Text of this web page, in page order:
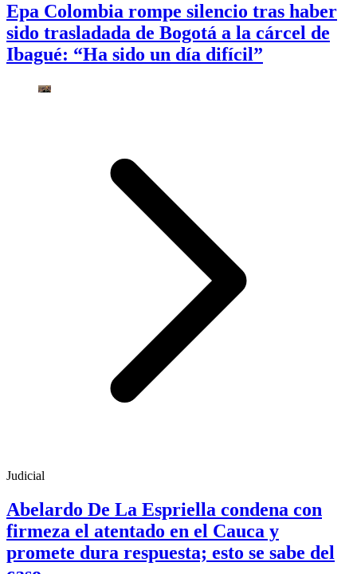
Epa Colombia rompe silencio tras haber
sido trasladada de Bogotá a la cárcel de
Ibagué: “Ha sido un día difícil”
Judicial
Abelardo De La Espriella condena con
firmeza el atentado en el Cauca y
promete dura respuesta; esto se sabe del